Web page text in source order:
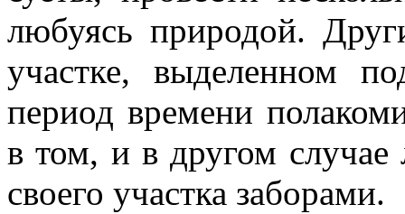
любуясь природой.
участке, выделенном
период времени
в том, и в другом
своего участка заборами.